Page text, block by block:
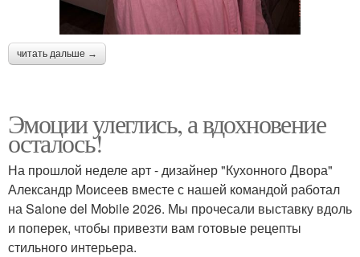
читать дальше →
Эмоции улеглись, а вдохновение
осталось!
На прошлой неделе арт - дизайнер "Кухонного Двора"
Александр Моисеев вместе с нашей командой работал
на Salone del Mobile 2026. Мы прочесали выставку вдоль
и поперек, чтобы привезти вам готовые рецепты
стильного интерьера.